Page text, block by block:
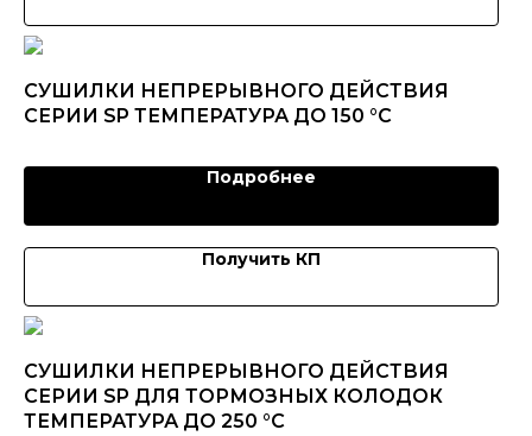
СУШИЛКИ НЕПРЕРЫВНОГО ДЕЙСТВИЯ
СЕРИИ SP ТЕМПЕРАТУРА ДО 150 °C
Подробнее
Получить КП
CУШИЛКИ НЕПРЕРЫВНОГО ДЕЙСТВИЯ
СЕРИИ SP ДЛЯ ТОРМОЗНЫХ КОЛОДОК
ТЕМПЕРАТУРА ДО 250 °C